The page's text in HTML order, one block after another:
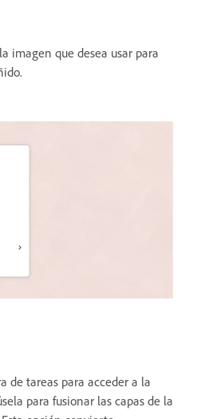
la imagen que desea usar para
de tareas para acceder a la
para fusionar las capas de la